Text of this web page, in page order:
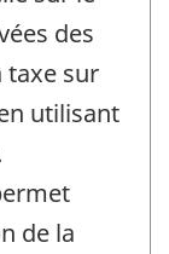
des
taxe sur
utilisant
de la